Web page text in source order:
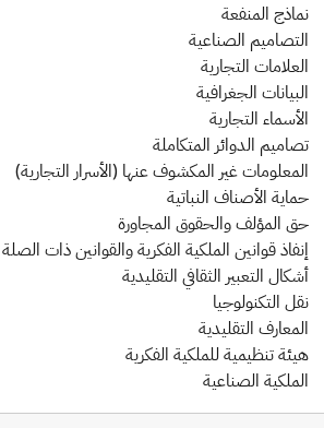
المنفعة
الصناعية
التجارية
الجغرافية
التجارية
الدوائر المتكاملة
غير المكشوف عنها (الأسرار التجارية)
الأصناف النباتية
المؤلف والحقوق المجاورة
قوانين الملكية الفكرية والقوانين ذات الصلة
التعبير الثقافي التقليدية
التكنولوجيا
التقليدية
تنظيمية للملكية الفكرية
الصناعية